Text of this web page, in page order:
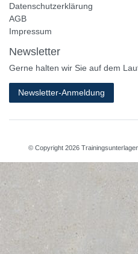
Datenschutzerklärung
AGB
Impressum
Newsletter
Gerne halten wir Sie auf dem
Newsletter-Anmeldung
© Copyright 2026